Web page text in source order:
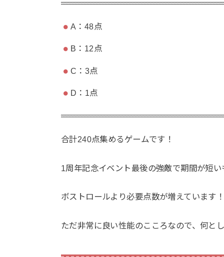
A：48点
B：12点
C：3点
D：1点
合計240点集めるゲームです！
1周年記念イベント最後の強敵で期間が短
ボストロールより必要点数が増えています
ただ非常に良い性能のこころなので、何と